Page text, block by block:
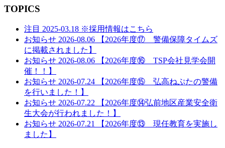
TOPICS
注目 2025-03.18 ※採用情報はこちら
お知らせ 2026-08.06
【2026年度⑰ 警備保障タイムズ
に掲載されました】
お知らせ 2026-08.06
【2026年度⑯ TSP会社見学会開
催！！】
お知らせ 2026-07.24
【2026年度⑮ 弘高ねぷたの警備
を行いました！】
お知らせ 2026-07.22
【2026年度⑭弘前地区産業安全衛
生大会が行われました！】
お知らせ 2026-07.21
【2026年度⑬ 現任教育を実施し
ました】